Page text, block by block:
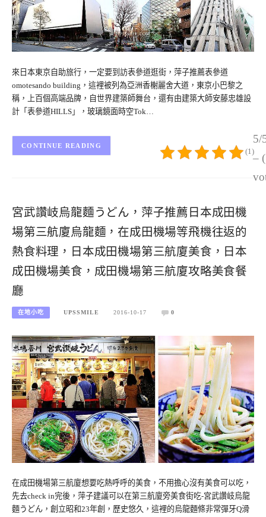
來日本東京自助旅行，一定要到訪表參道逛街，萍子推薦表參道
omotesando building，這裡被列為亞洲香榭麗舍大道，東京小巴黎之
稱，上百個高端品牌，自世界建築師舞台，還有由建築大師安藤忠雄設
計「表參道HILLS」，玻璃鏡面時空Tok…
5/
–
(1)
CONTINUE READING
宮武讚岐烏龍麵うどん，萍子推薦日本成田機
場第三航廈烏龍麵，在成田機場等飛機往返的
熱食料理，日本成田機場第三航廈美食，日本
成田機場美食，成田機場第三航廈攻略美食餐
廳
在地小吃 UPSSMILE 2016-10-17 0
在成田機場第三航廈想要吃熱呼呼的美食，不用擔心沒有美食可以吃，
先去check in完後，萍子建議可以在第三航廈旁美食街吃-宮武讚岐烏龍
麵うどん，創立昭和23年創，歷史悠久，這裡的烏龍麵條非常彈牙Q滑